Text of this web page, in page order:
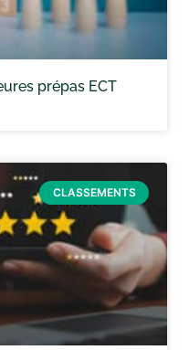
prépas ECT
CLASSEMENTS